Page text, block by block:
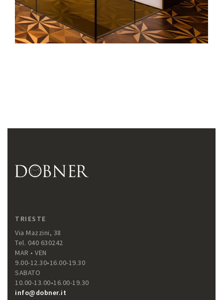
TRIESTE
Via Mazzini, 38
Tel. 040 630242
MAR • VEN
9.00-12.30•16.00-19.30
SABATO
10.00-13.00•16.00-19.30
info@dobner.it